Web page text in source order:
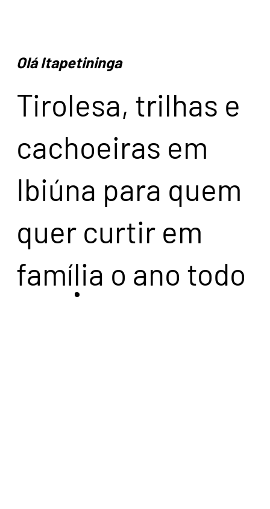
Olá Itapetininga
Tirolesa, trilhas e
cachoeiras em
Ibiúna para quem
quer curtir em
família o ano todo